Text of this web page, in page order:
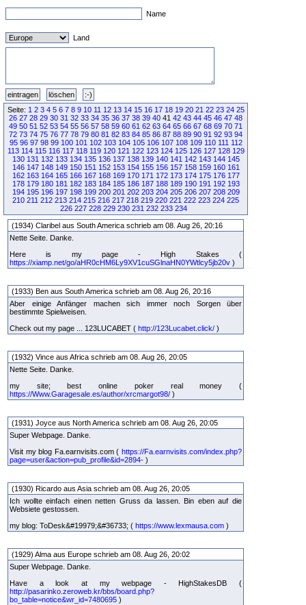
Name
Land
Seite: 1 2 3 4 5 6 7 8 9 10 11 12 13 14 15 16 17 18 19 20 21 22 23 24 25
26 27 28 29 30 31 32 33 34 35 36 37 38 39 40 41 42 43 44 45 46 47 48
49 50 51 52 53 54 55 56 57 58 59 60 61 62 63 64 65 66 67 68 69 70 71
72 73 74 75 76 77 78 79 80 81 82 83 84 85 86 87 88 89 90 91 92 93 94
95 96 97 98 99 100 101 102 103 104 105 106 107 108 109 110 111 112
113 114 115 116 117 118 119 120 121 122 123 124 125 126 127 128 129
130 131 132 133 134 135 136 137 138 139 140 141 142 143 144 145
146 147 148 149 150 151 152 153 154 155 156 157 158 159 160 161
162 163 164 165 166 167 168 169 170 171 172 173 174 175 176 177
178 179 180 181 182 183 184 185 186 187 188 189 190 191 192 193
194 195 196 197 198 199 200 201 202 203 204 205 206 207 208 209
210 211 212 213 214 215 216 217 218 219 220 221 222 223 224 225
226 227 228 229 230 231 232 233 234
(1934) Claribel aus South America schrieb am 08. Aug 26, 20:16
Nette Seite. Danke.
Here is my page - High Stakes (
https://xiamp.net/go/aHR0cHM6Ly9XV1cuSGlnaHN0YWtlcy5jb20v )
(1933) Ben aus South America schrieb am 08. Aug 26, 20:16
Aber einige Anfänger machen sich immer noch Sorgen über
bestimmte Spielweisen.
Check out my page ... 123LUCABET ( http://123Lucabet.click/ )
(1932) Vince aus Africa schrieb am 08. Aug 26, 20:05
Nette Seite. Danke.
my site; best online poker real money (
https://Www.Garagesale.es/author/xrcmargot98/ )
(1931) Joyce aus North America schrieb am 08. Aug 26, 20:05
Super Webpage. Danke.
Visit my blog Fa.earnvisits.com ( https://Fa.earnvisits.com/index.php?
page=user&action=pub_profile&id=2894- )
(1930) Ricardo aus Asia schrieb am 08. Aug 26, 20:05
Ich wollte einfach einen netten Gruss da lassen. Bin eben auf die
Websiete gestossen.
my blog: ToDesk&#19979;&#36733; ( https://www.lexmausa.com )
(1929) Alma aus Europe schrieb am 08. Aug 26, 20:02
Super Webpage. Danke.
Have a look at my webpage - HighStakesDB (
http://pasarinko.zeroweb.kr/bbs/board.php?
bo_table=notice&wr_id=7480695 )